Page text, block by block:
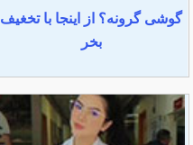
گوشی گرونه؟ از اینجا با تخغیف
بخر